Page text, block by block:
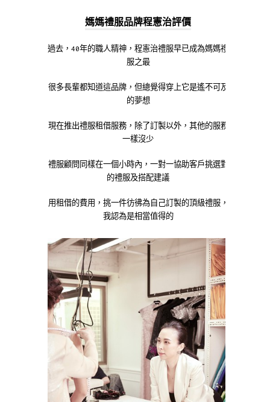
媽媽禮服品牌程憲治評價
過去，40年的職人精神，程憲治禮服早已成為媽媽禮
服之最
很多長輩都知道這品牌，但總覺得穿上它是遙不可及
的夢想
現在推出禮服租借服務，除了訂製以外，其他的服務
一樣沒少
禮服顧問同樣在一個小時內，一對一協助客戶挑選對
的禮服及搭配建議
用租借的費用，挑一件彷彿為自己訂製的頂級禮服，
我認為是相當值得的